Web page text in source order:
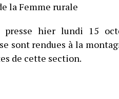
la Femme rurale
hier lundi 15
sont rendues à la
de cette section.